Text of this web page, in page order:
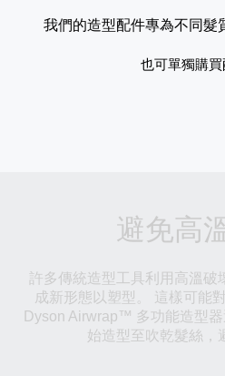
我們的造型配件專為不同髮
也可單獨購
避免高
許多傳統造型工具利用高溫破
成新形態以塑型。 這樣可能
Dyson Airwrap™ 多功能造型器
始造型至吹乾髮絲，